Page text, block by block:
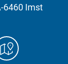
6460 Imst